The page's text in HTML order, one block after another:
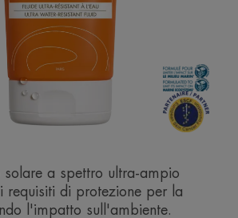
a spettro ultra-ampio
requisiti di protezione per la
l'impatto sull'ambiente.